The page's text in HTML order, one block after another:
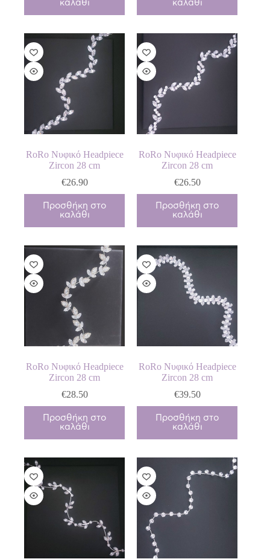
καλάθι καλάθι
RoRo Νυφικό Headpiece
Zircon 28 cm
€26.90
Προσθήκη στο
καλάθι
RoRo Νυφικό Headpiece
Zircon 28 cm
€26.50
Προσθήκη στο
καλάθι
RoRo Νυφικό Headpiece
Zircon 28 cm
€28.50
Προσθήκη στο
καλάθι
RoRo Νυφικό Headpiece
Zircon 28 cm
€39.50
Προσθήκη στο
καλάθι